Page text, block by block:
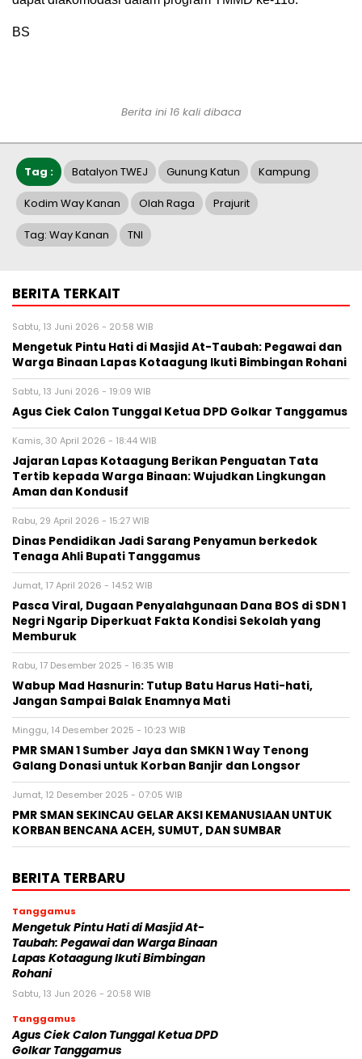
BS
Berita ini 16 kali dibaca
Tag : Batalyon TWEJ Gunung Katun Kampung
Kodim Way Kanan Olah Raga Prajurit
Tag: Way Kanan TNI
BERITA TERKAIT
Sabtu, 13 Juni 2026 - 20:58 WIB
Mengetuk Pintu Hati di Masjid At-Taubah: Pegawai dan
Warga Binaan Lapas Kotaagung Ikuti Bimbingan Rohani
Sabtu, 13 Juni 2026 - 19:09 WIB
Agus Ciek Calon Tunggal Ketua DPD Golkar Tanggamus
Kamis, 30 April 2026 - 18:44 WIB
Jajaran Lapas Kotaagung Berikan Penguatan Tata
Tertib kepada Warga Binaan: Wujudkan Lingkungan
Aman dan Kondusif
Rabu, 29 April 2026 - 15:27 WIB
Dinas Pendidikan Jadi Sarang Penyamun berkedok
Tenaga Ahli Bupati Tanggamus
Jumat, 17 April 2026 - 14:52 WIB
Pasca Viral, Dugaan Penyalahgunaan Dana BOS di SDN 1
Negri Ngarip Diperkuat Fakta Kondisi Sekolah yang
Memburuk
Rabu, 17 Desember 2025 - 16:35 WIB
Wabup Mad Hasnurin: Tutup Batu Harus Hati-hati,
Jangan Sampai Balak Enamnya Mati
Minggu, 14 Desember 2025 - 10:23 WIB
PMR SMAN 1 Sumber Jaya dan SMKN 1 Way Tenong
Galang Donasi untuk Korban Banjir dan Longsor
Jumat, 12 Desember 2025 - 07:05 WIB
PMR SMAN SEKINCAU GELAR AKSI KEMANUSIAAN UNTUK
KORBAN BENCANA ACEH, SUMUT, DAN SUMBAR
BERITA TERBARU
Tanggamus
Mengetuk Pintu Hati di Masjid At-
Taubah: Pegawai dan Warga Binaan
Lapas Kotaagung Ikuti Bimbingan
Rohani
Sabtu, 13 Jun 2026 - 20:58 WIB
Tanggamus
Agus Ciek Calon Tunggal Ketua DPD
Golkar Tanggamus